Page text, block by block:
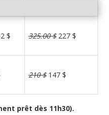
$ 325.00 $227 $
210 $147 $
prêt dès 11h30).